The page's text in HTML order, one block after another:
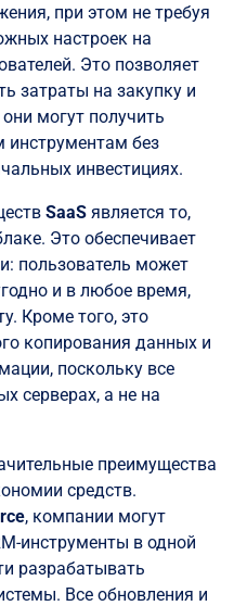
при этом не требуя
настроек на
Это позволяет
затраты на закупку и
могут получить
инструментам без
инвестициях.
SaaS является то,
Это обеспечивает
пользователь может
и в любое время,
Кроме того, это
копирования данных и
поскольку все
серверах, а не на
преимущества
средств.
, компании могут
инструменты в одной
разрабатывать
Все обновления и